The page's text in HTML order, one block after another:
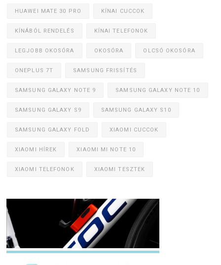
HUAWEI MATE 30 PRO KÍNAI CUCCOK
KÍNÁBÓL RENDELÉS KÍNAI TELEFONOK
LEGJOBB OKOSÓRA OKOSÓRA OLCSÓ OKOSÓRA
ONEPLUS 7T SAMSUNG FRISSÍTÉS
SAMSUNG GALAXY NOTE 9 SAMSUNG GALAXY NOTE 10
SAMSUNG GALAXY S9 SAMSUNG GALAXY S10
SAMSUNG GALAXY FOLD XIAOMI CUCCOK
XIAOMI HÍREK XIAOMI MI NOTE 10
XIAOMI TELEFONOK XIAOMI TESZTEK